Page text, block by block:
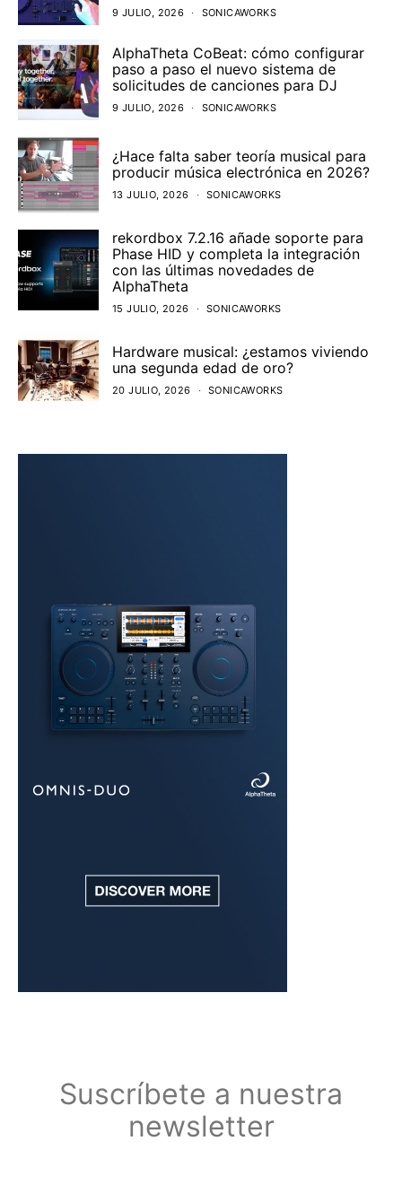
9 JULIO, 2026 SONICAWORKS
AlphaTheta CoBeat: cómo configurar
paso a paso el nuevo sistema de
solicitudes de canciones para DJ
9 JULIO, 2026 SONICAWORKS
¿Hace falta saber teoría musical para
producir música electrónica en 2026?
13 JULIO, 2026 SONICAWORKS
rekordbox 7.2.16 añade soporte para
Phase HID y completa la integración
con las últimas novedades de
AlphaTheta
15 JULIO, 2026 SONICAWORKS
Hardware musical: ¿estamos viviendo
una segunda edad de oro?
20 JULIO, 2026 SONICAWORKS
Suscríbete a nuestra
newsletter